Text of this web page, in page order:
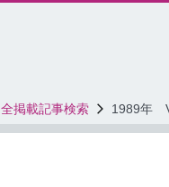
全掲載記事検索 1989年